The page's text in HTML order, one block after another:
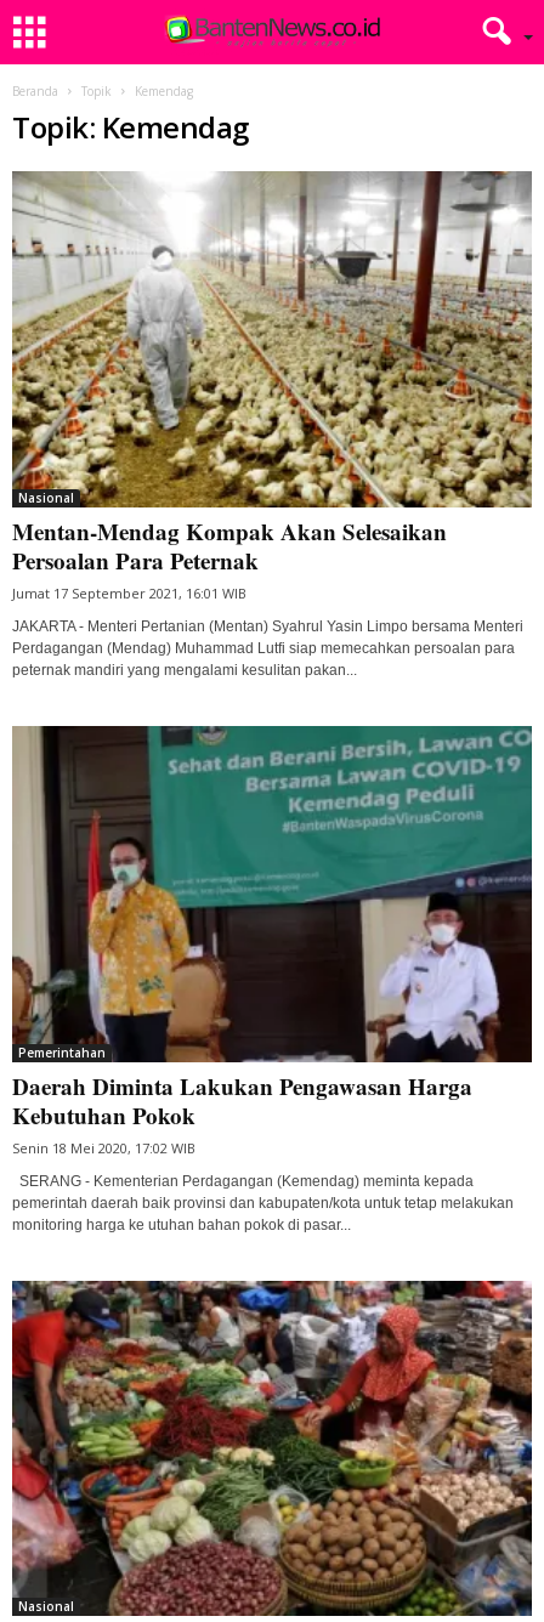
Beranda Topik Kemendag
Topik: Kemendag
Nasional
Mentan-Mendag Kompak Akan Selesaikan
Persoalan Para Peternak
Jumat 17 September 2021, 16:01 WIB
JAKARTA - Menteri Pertanian (Mentan) Syahrul Yasin Limpo bersama Menteri
Perdagangan (Mendag) Muhammad Lutfi siap memecahkan persoalan para
peternak mandiri yang mengalami kesulitan pakan...
Pemerintahan
Daerah Diminta Lakukan Pengawasan Harga
Kebutuhan Pokok
Senin 18 Mei 2020, 17:02 WIB
SERANG - Kementerian Perdagangan (Kemendag) meminta kepada
pemerintah daerah baik provinsi dan kabupaten/kota untuk tetap melakukan
monitoring harga ke utuhan bahan pokok di pasar...
Nasional